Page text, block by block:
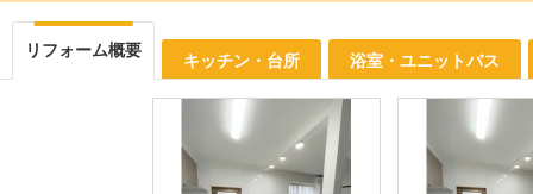
リフォーム概要
キッチン・台所 浴室・ユニットバス